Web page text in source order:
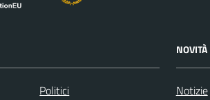
Politici
NOVITÀ
Notizie